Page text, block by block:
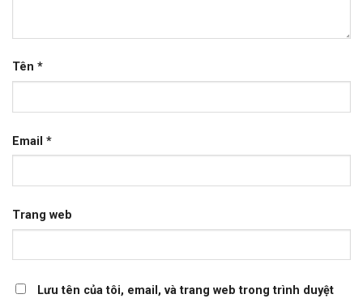
Tên *
Email *
Trang web
Lưu tên của tôi, email, và trang web trong trình duyệt